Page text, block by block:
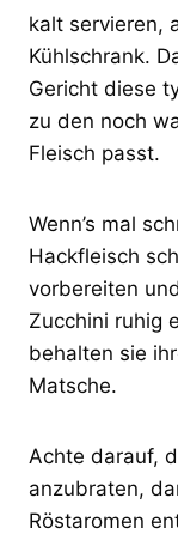
kalt servieren,
Kühlschrank.
Gericht diese
zu den noch
Fleisch passt.
Wenn’s mal
Hackfleisch
vorbereiten
Zucchini ruhig
behalten sie
Matsche.
Achte darauf,
anzubraten,
Röstaromen